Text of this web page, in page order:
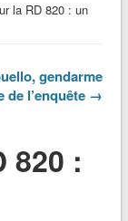
la RD 820 : un
gendarme
de l’enquête →
820 :